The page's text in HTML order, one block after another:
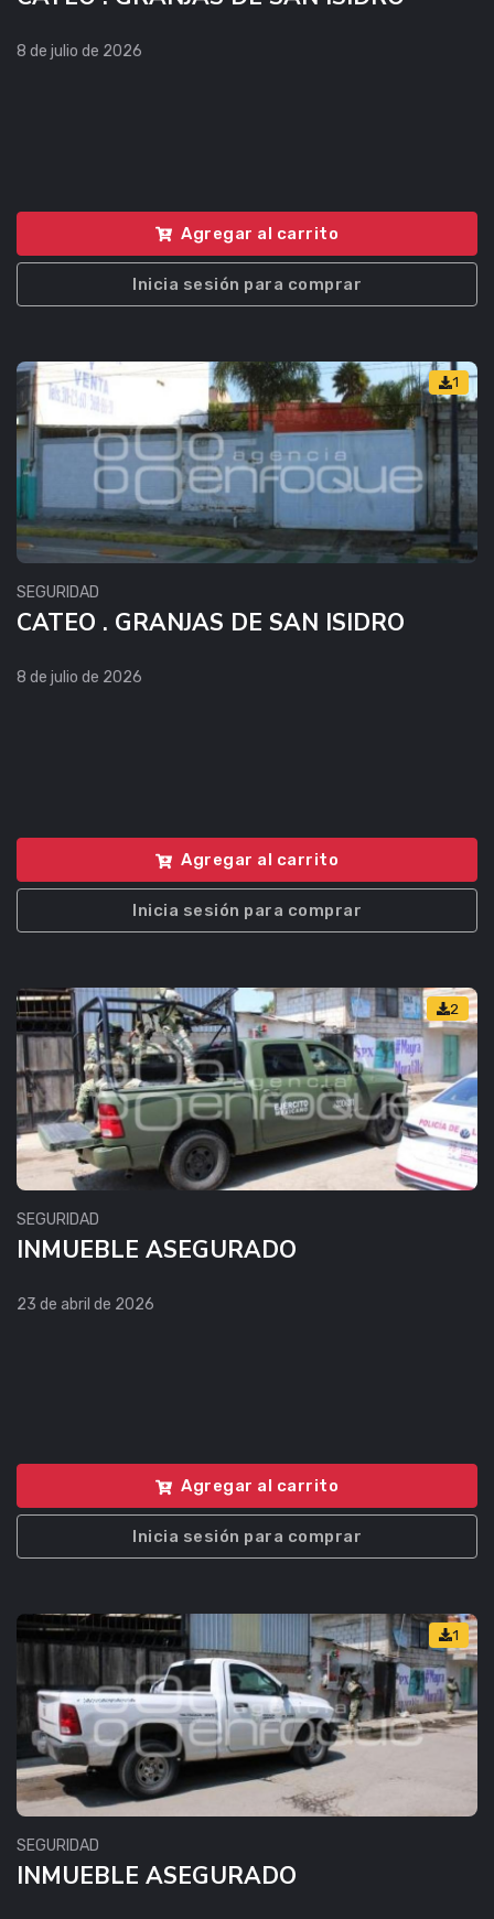
8 de julio de 2026
Agregar al carrito
Inicia sesión para comprar
1
SEGURIDAD
CATEO . GRANJAS DE SAN ISIDRO
8 de julio de 2026
Agregar al carrito
Inicia sesión para comprar
2
SEGURIDAD
INMUEBLE ASEGURADO
23 de abril de 2026
Agregar al carrito
Inicia sesión para comprar
1
SEGURIDAD
INMUEBLE ASEGURADO